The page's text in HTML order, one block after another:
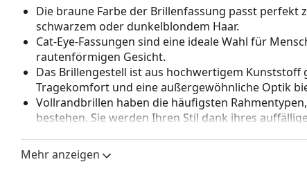
Die braune Farbe der Brillenfassung passt
schwarzem oder dunkelblondem Haar.
Cat-Eye-Fassungen sind eine ideale Wahl für
rautenförmigen Gesicht.
Das Brillengestell ist aus hochwertigem
Tragekomfort und eine außergewöhnliche Optik
Vollrandbrillen haben die häufigsten
bestehen. Sie werden Ihren Stil dank ihres
vor allem ihr Schutz vor Beschädigungen. Dieser
Gläser mit höherer optischer Leistung.
Mehr anzeigen